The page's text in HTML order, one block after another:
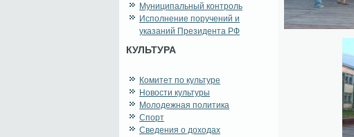
Муниципальный контроль
Исполнение поручений и
указаний Президента РФ
КУЛЬТУРА
Комитет по культуре
Новости культуры
Молодежная политика
Спорт
Сведения о доходах